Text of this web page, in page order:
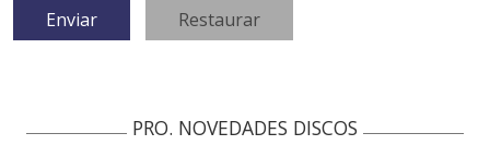
PRO. NOVEDADES DISCOS